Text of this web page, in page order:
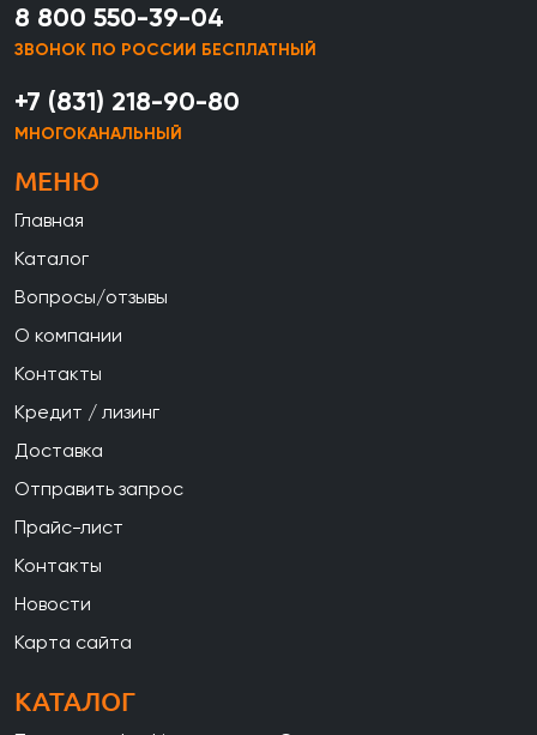
8 800 550-39-04
ЗВОНОК ПО РОССИИ БЕСПЛАТНЫЙ
+7 (831) 218-90-80
МНОГОКАНАЛЬНЫЙ
МЕНЮ
Главная
Каталог
Вопросы/отзывы
О компании
Контакты
Кредит / лизинг
Доставка
Отправить запрос
Прайс-лист
Контакты
Новости
Карта сайта
КАТАЛОГ